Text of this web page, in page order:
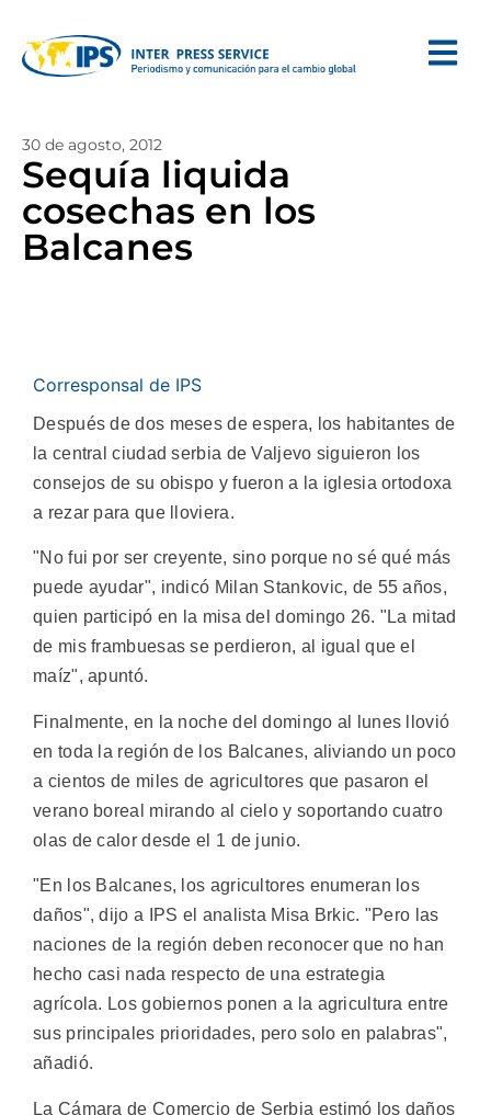
30 de agosto, 2012
Sequía liquida
cosechas en los
Balcanes
Corresponsal de IPS
Después de dos meses de espera, los habitantes de
la central ciudad serbia de Valjevo siguieron los
consejos de su obispo y fueron a la iglesia ortodoxa
a rezar para que lloviera.
"No fui por ser creyente, sino porque no sé qué más
puede ayudar", indicó Milan Stankovic, de 55 años,
quien participó en la misa del domingo 26. "La mitad
de mis frambuesas se perdieron, al igual que el
maíz", apuntó.
Finalmente, en la noche del domingo al lunes llovió
en toda la región de los Balcanes, aliviando un poco
a cientos de miles de agricultores que pasaron el
verano boreal mirando al cielo y soportando cuatro
olas de calor desde el 1 de junio.
"En los Balcanes, los agricultores enumeran los
daños", dijo a IPS el analista Misa Brkic. "Pero las
naciones de la región deben reconocer que no han
hecho casi nada respecto de una estrategia
agrícola. Los gobiernos ponen a la agricultura entre
sus principales prioridades, pero solo en palabras",
añadió.
La Cámara de Comercio de Serbia estimó los daños